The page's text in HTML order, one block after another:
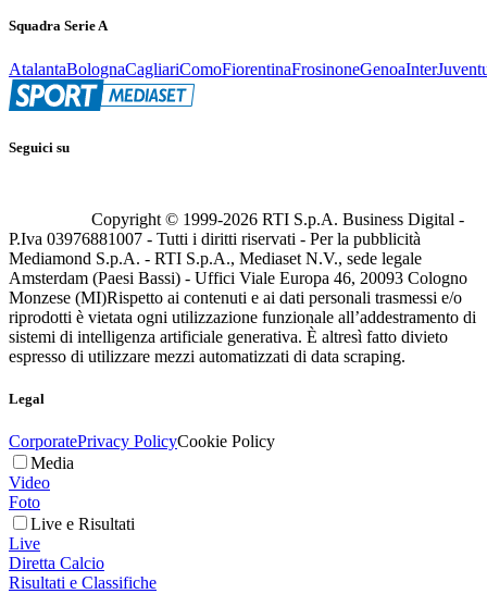
Squadra Serie A
AtalantaBolognaCagliariComoFiorentinaFrosinoneGenoaInter
Seguici su
Copyright © 1999-2026 RTI S.p.A. Business Digital -
P.Iva 03976881007 - Tutti i diritti riservati - Per la pubblicità
Mediamond S.p.A. - RTI S.p.A., Mediaset N.V., sede legale
Amsterdam (Paesi Bassi) - Uffici Viale Europa 46, 20093 Cologno
Monzese (MI)Rispetto ai contenuti e ai dati personali trasmessi e/o
riprodotti è vietata ogni utilizzazione funzionale all’addestramento di
sistemi di intelligenza artificiale generativa. È altresì fatto divieto
espresso di utilizzare mezzi automatizzati di data scraping.
Legal
CorporatePrivacy PolicyCookie Policy
Media
Video
Foto
Live e Risultati
Live
Diretta Calcio
Risultati e Classifiche